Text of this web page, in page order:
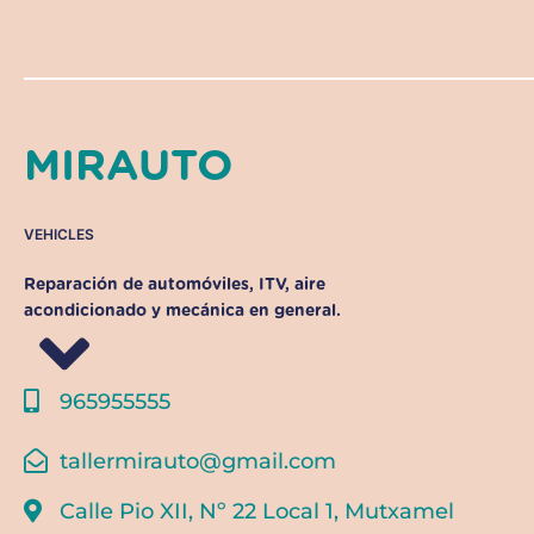
MIRAUTO
VEHICLES
Reparación de automóviles, ITV, aire
acondicionado y mecánica en general.
965955555
tallermirauto@gmail.com
Calle Pio XII, Nº 22 Local 1, Mutxamel